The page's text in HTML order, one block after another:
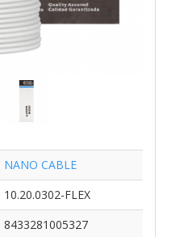
NANO CABLE
10.20.0302-FLEX
8433281005327